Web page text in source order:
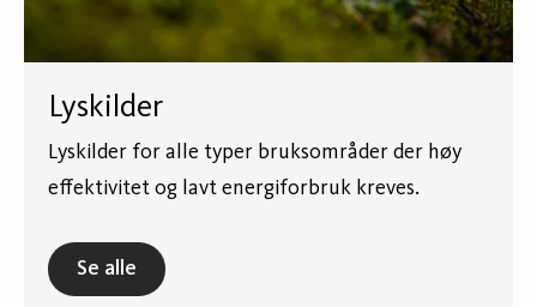
Lyskilder
Lyskilder for alle typer bruksområder der høy
effektivitet og lavt energiforbruk kreves.
Se alle